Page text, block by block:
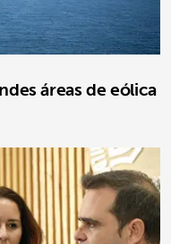
áreas de eólica